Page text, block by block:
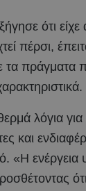
ότι
πέρσι,
τα
λόγια
και
«Η